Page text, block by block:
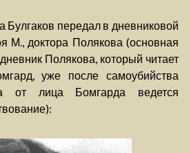
передал в дневниковой
М., доктора Полякова (основная
Полякова, который читает
уже после самоубийства
от лица Бомгарда ведется